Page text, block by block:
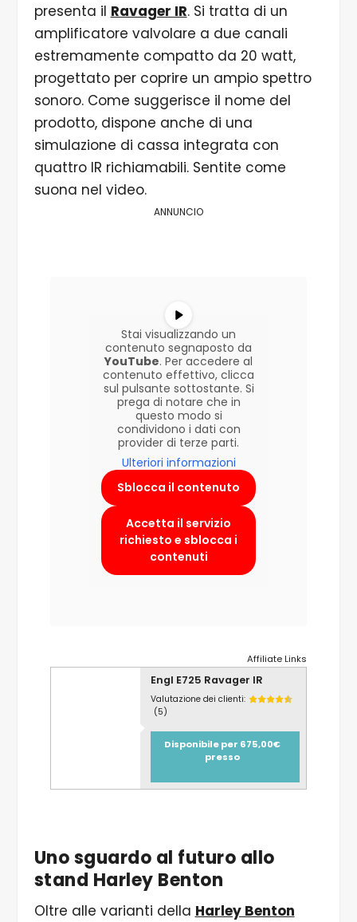
presenta il Ravager IR. Si tratta di un
amplificatore valvolare a due canali
estremamente compatto da 20 watt,
progettato per coprire un ampio spettro
sonoro. Come suggerisce il nome del
prodotto, dispone anche di una
simulazione di cassa integrata con
quattro IR richiamabili. Sentite come
suona nel video.
ANNUNCIO
Stai visualizzando un
contenuto segnaposto da
YouTube. Per accedere al
contenuto effettivo, clicca
sul pulsante sottostante. Si
prega di notare che in
questo modo si
condividono i dati con
provider di terze parti.
Ulteriori informazioni
Sblocca il contenuto
Accetta il servizio
richiesto e sblocca i
contenuti
Affiliate Links
Engl E725 Ravager IR
Valutazione dei clienti:
(5)
Disponibile per 675,00€
presso
Uno sguardo al futuro allo
stand Harley Benton
Oltre alle varianti della Harley Benton